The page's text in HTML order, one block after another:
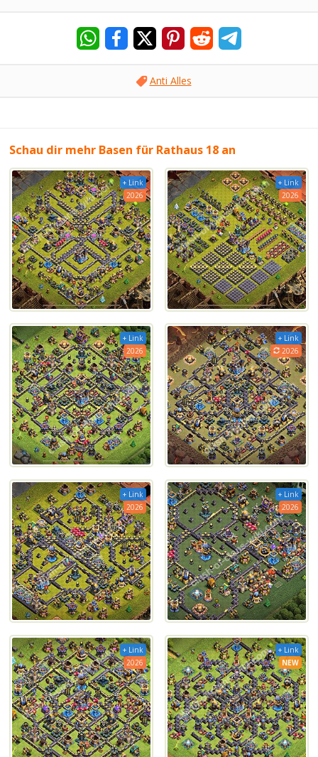
Anti Alles
Schau dir mehr Basen für Rathaus 18 an
+ Link
2026
+ Link
2026
+ Link
2026
+ Link
2026
+ Link
2026
+ Link
2026
+ Link
2026
+ Link
NEW